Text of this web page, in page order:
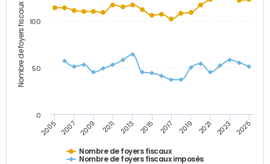
Nombre de foyers fiscaux
Nombre de foyers fiscaux
Nombre de foyers fiscaux imposés
2005 2007 2009 2011 2013 2015 2017 2019 2021 2023 2025
0
50
100